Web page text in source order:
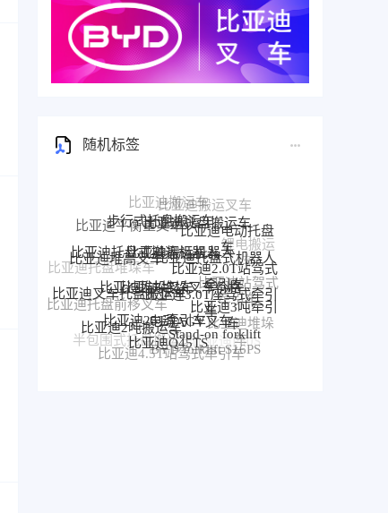
随机标签
步行式托盘搬运车
比亚迪托盘搬运车
比亚迪电动托盘
车
比亚迪托盘堆垛车
比亚迪堆高叉车
比亚迪托盘式搬运机器人
比亚迪搬运机器人
比亚迪托盘式机器人
比亚迪2.0T站驾式
牵引车
比亚迪站驾式
牵引车
比亚迪牵
引车
比亚迪前移叉车
比亚迪托盘前移叉车
比亚迪叉车托盘搬运车
比亚迪堆垛叉车
比亚迪堆垛叉车价格
比亚迪3.0T座驾式牵引
车
比亚迪3吨牵引
车
比亚迪堆垛
车
比亚迪P30S
比亚迪站驾式托盘搬运车
比亚迪仓储叉车
半包围式托盘搬运车
比亚迪2吨搬运车
比亚迪25T牵引车
电动AGV叉车
Stand-on forklift
BYD forklift S16PS
比亚迪4.5T站驾式牵引车
比亚迪Q45TS